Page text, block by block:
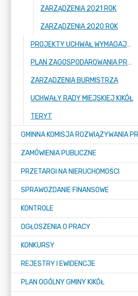
ZARZĄDZENIA 2021 ROK
ZARZĄDZENIA 2020 ROK
PROJEKTY UCHWAŁ WYMAGAJĄCE KONSULTACJI
PLAN ZAGOSPODAROWANIA PRZESTRZENNEGO
ZARZĄDZENIA BURMISTRZA
UCHWAŁY RADY MIEJSKIEJ KIKÓŁ
TERYT
ZAMÓWIENIA PUBLICZNE
PRZETARGI NA NIERUCHOMOŚCI
SPRAWOZDANIE FINANSOWE
KONTROLE
OGŁOSZENIA O PRACY
KONKURSY
REJESTRY I EWIDENCJE
PLAN OGÓLNY GMINY KIKÓŁ